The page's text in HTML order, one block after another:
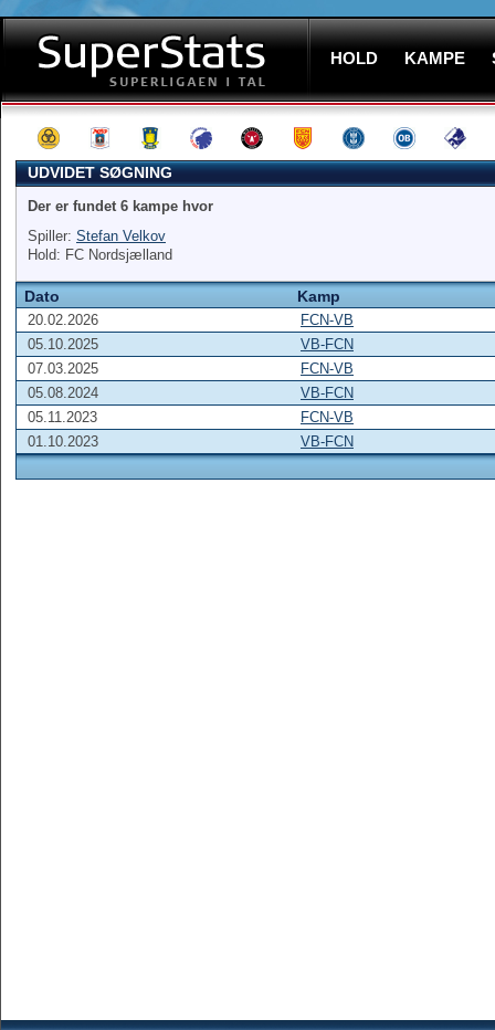
HOLD KAMPE
UDVIDET SØGNING
Der er fundet 6 kampe hvor
Spiller: Stefan Velkov
Hold: FC Nordsjælland
Dato Kamp
20.02.2026
FCN-VB
05.10.2025
VB-FCN
07.03.2025
FCN-VB
05.08.2024
VB-FCN
05.11.2023
FCN-VB
01.10.2023
VB-FCN